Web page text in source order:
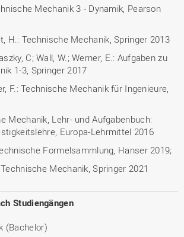
Mechanik 3 - Dynamik, Pearson
H.: Technische Mechanik, Springer 2013
C; Wall, W.; Werner, E.: Aufgaben zu
1-3, Springer 2017
F.: Technische Mechanik für Ingenieure,
Mechanik, Lehr- und Aufgabenbuch:
Europa-Lehrmittel 2016
Formelsammlung, Hanser 2019;
Mechanik, Springer 2021
Studiengängen
(Bachelor)